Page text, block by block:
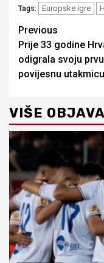
Tags: Europske igre
Continue
Reading
Previous
Prije 33 godine
odigrala svoju prvu
povijesnu utakmicu
VIŠE OBJAVA